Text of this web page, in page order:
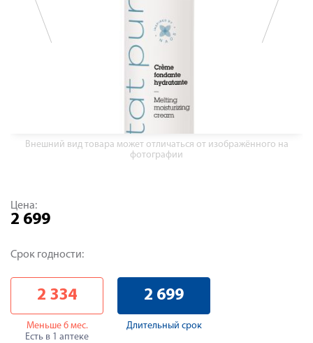
Внешний вид товара может отличаться от изображённого на
фотографии
Цена:
2 699
Срок годности:
2 334
Меньше 6 мес.
Есть в 1 аптеке
2 699
Длительный срок